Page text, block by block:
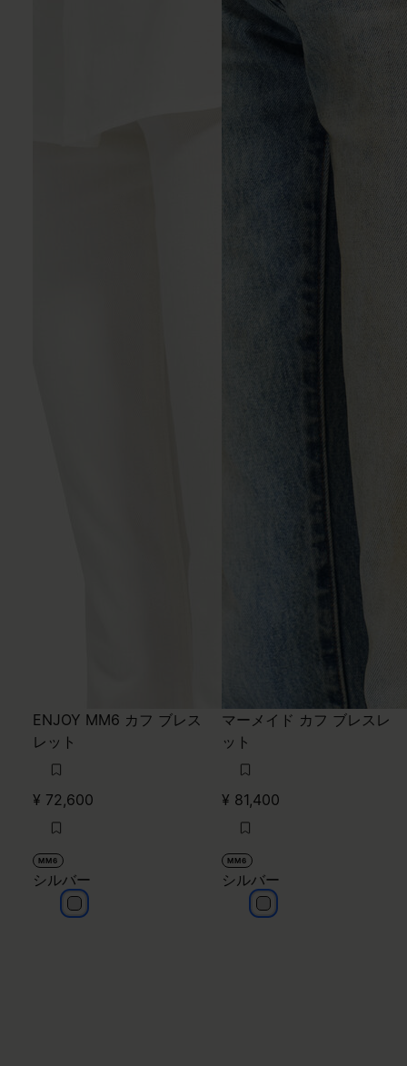
ENJOY MM6 カフ ブレス
レット
¥ 72,600
MM6
シルバー
シルバー
マーメイド カフ ブレスレ
ット
¥ 81,400
MM6
シルバー
シルバー